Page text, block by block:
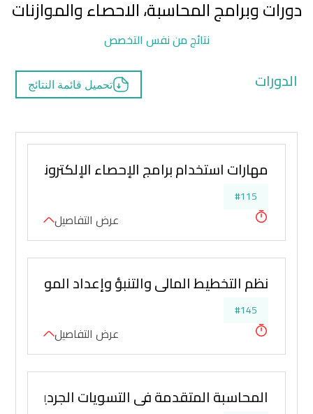
دورات وبرامج المحاسبة، الاحصاء والموازنات
نتائج من نفس التخصص
الدورات تحميل قائمة النتائج
مهارات استخدام برامج الإحصاء الإلكترونية
#115
عرض التفاصيل
نظم التخطيط المالي والتنبؤ وإعداد الموازنات
#145
عرض التفاصيل
المحاسبة المتقدمة في التسويات الجردية